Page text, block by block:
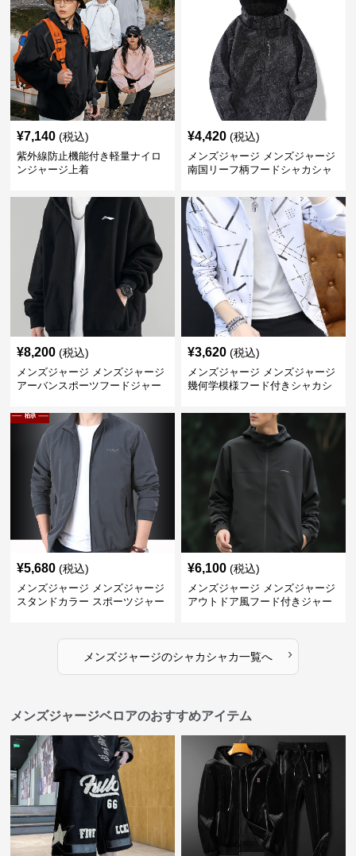
¥7,140 (税込)
紫外線防止機能付き軽量ナイロ
ンジャージ上着
¥4,420 (税込)
メンズジャージ メンズジャージ
南国リーフ柄フードシャカシャ
¥8,200 (税込)
メンズジャージ メンズジャージ
アーバンスポーツフードジャー
¥3,620 (税込)
メンズジャージ メンズジャージ
幾何学模様フード付きシャカシ
¥5,680 (税込)
メンズジャージ メンズジャージ
スタンドカラー スポーツジャー
¥6,100 (税込)
メンズジャージ メンズジャージ
アウトドア風フード付きジャー
メンズジャージのシャカシャカ一覧へ ›
メンズジャージベロアのおすすめアイテム